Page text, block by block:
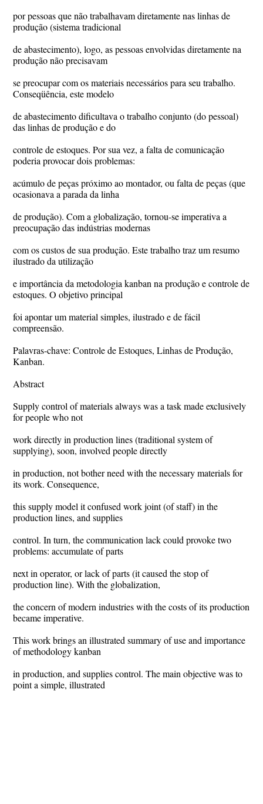
por pessoas que não trabalhavam diretamente nas linhas de
produção (sistema tradicional
de abastecimento), logo, as pessoas envolvidas diretamente na
produção não precisavam
se preocupar com os materiais necessários para seu trabalho.
Conseqüência, este modelo
de abastecimento dificultava o trabalho conjunto (do pessoal)
das linhas de produção e do
controle de estoques. Por sua vez, a falta de comunicação
poderia provocar dois problemas:
acúmulo de peças próximo ao montador, ou falta de peças (que
ocasionava a parada da linha
de produção). Com a globalização, tornou-se imperativa a
preocupação das indústrias modernas
com os custos de sua produção. Este trabalho traz um resumo
ilustrado da utilização
e importância da metodologia kanban na produção e controle de
estoques. O objetivo principal
foi apontar um material simples, ilustrado e de fácil
compreensão.
Palavras-chave: Controle de Estoques, Linhas de Produção,
Kanban.
Abstract
Supply control of materials always was a task made exclusively
for people who not
work directly in production lines (traditional system of
supplying), soon, involved people directly
in production, not bother need with the necessary materials for
its work. Consequence,
this supply model it confused work joint (of staff) in the
production lines, and supplies
control. In turn, the communication lack could provoke two
problems: accumulate of parts
next in operator, or lack of parts (it caused the stop of
production line). With the globalization,
the concern of modern industries with the costs of its production
became imperative.
This work brings an illustrated summary of use and importance
of methodology kanban
in production, and supplies control. The main objective was to
point a simple, illustrated